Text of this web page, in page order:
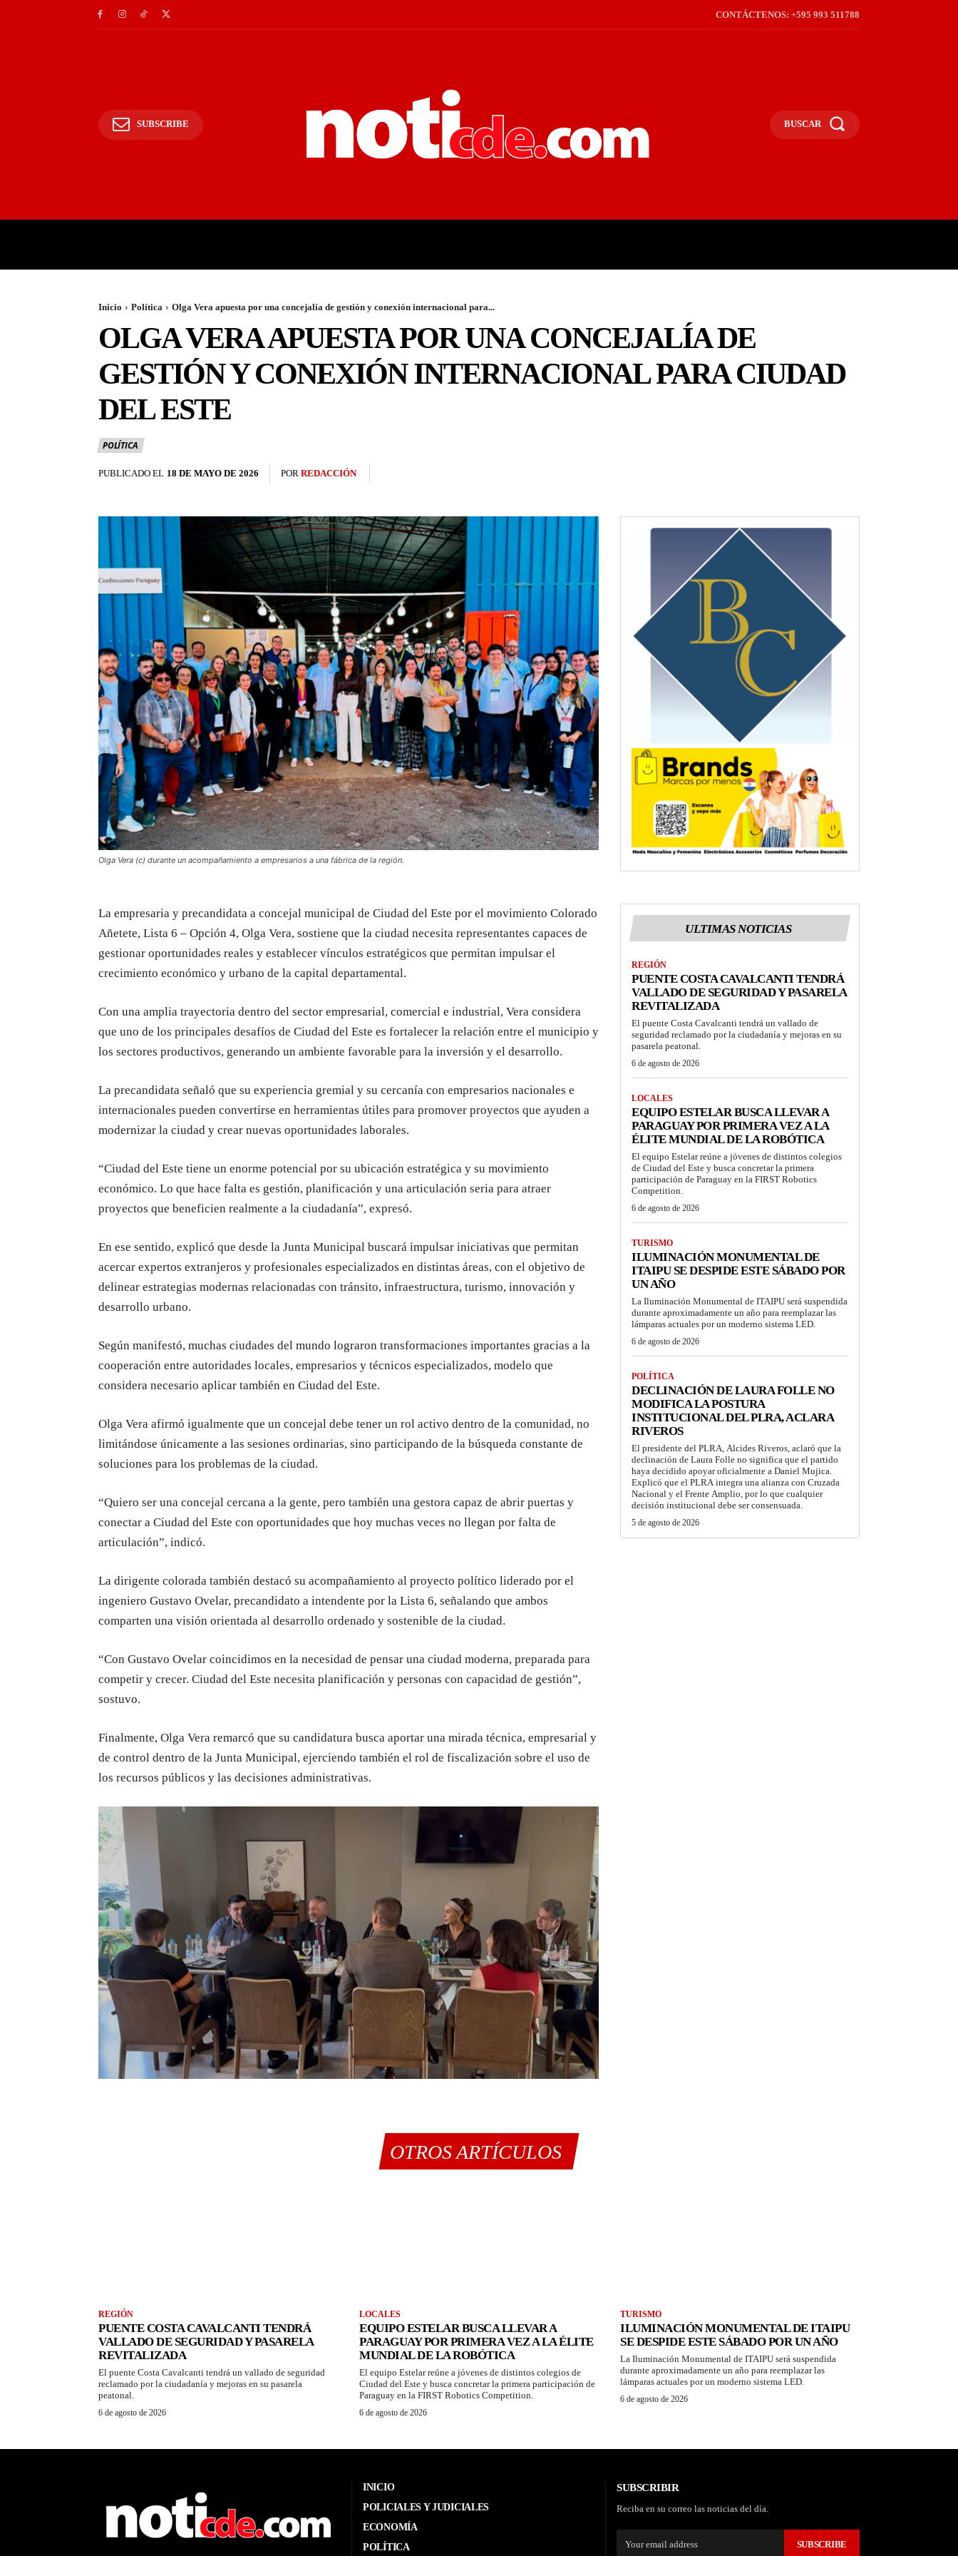
CONTÁCTENOS: +595 993 511788
SUBSCRIBE BUSCAR
Inicio Política Olga Vera apuesta por una concejalía de gestión y conexión internacional para...
OLGA VERA APUESTA POR UNA CONCEJALÍA DE
GESTIÓN Y CONEXIÓN INTERNACIONAL PARA CIUDAD
DEL ESTE
POLÍTICA
PUBLICADO EL 18 DE MAYO DE 2026 POR REDACCIÓN
Olga Vera (c) durante un acompañamiento a empresarios a una fábrica de la región.
La empresaria y precandidata a concejal municipal de Ciudad del Este por el movimiento Colorado
Añetete, Lista 6 – Opción 4, Olga Vera, sostiene que la ciudad necesita representantes capaces de
gestionar oportunidades reales y establecer vínculos estratégicos que permitan impulsar el
crecimiento económico y urbano de la capital departamental.
Con una amplia trayectoria dentro del sector empresarial, comercial e industrial, Vera considera
que uno de los principales desafíos de Ciudad del Este es fortalecer la relación entre el municipio y
los sectores productivos, generando un ambiente favorable para la inversión y el desarrollo.
La precandidata señaló que su experiencia gremial y su cercanía con empresarios nacionales e
internacionales pueden convertirse en herramientas útiles para promover proyectos que ayuden a
modernizar la ciudad y crear nuevas oportunidades laborales.
“Ciudad del Este tiene un enorme potencial por su ubicación estratégica y su movimiento
económico. Lo que hace falta es gestión, planificación y una articulación seria para atraer
proyectos que beneficien realmente a la ciudadanía”, expresó.
En ese sentido, explicó que desde la Junta Municipal buscará impulsar iniciativas que permitan
acercar expertos extranjeros y profesionales especializados en distintas áreas, con el objetivo de
delinear estrategias modernas relacionadas con tránsito, infraestructura, turismo, innovación y
desarrollo urbano.
Según manifestó, muchas ciudades del mundo lograron transformaciones importantes gracias a la
cooperación entre autoridades locales, empresarios y técnicos especializados, modelo que
considera necesario aplicar también en Ciudad del Este.
Olga Vera afirmó igualmente que un concejal debe tener un rol activo dentro de la comunidad, no
limitándose únicamente a las sesiones ordinarias, sino participando de la búsqueda constante de
soluciones para los problemas de la ciudad.
“Quiero ser una concejal cercana a la gente, pero también una gestora capaz de abrir puertas y
conectar a Ciudad del Este con oportunidades que hoy muchas veces no llegan por falta de
articulación”, indicó.
La dirigente colorada también destacó su acompañamiento al proyecto político liderado por el
ingeniero Gustavo Ovelar, precandidato a intendente por la Lista 6, señalando que ambos
comparten una visión orientada al desarrollo ordenado y sostenible de la ciudad.
“Con Gustavo Ovelar coincidimos en la necesidad de pensar una ciudad moderna, preparada para
competir y crecer. Ciudad del Este necesita planificación y personas con capacidad de gestión”,
sostuvo.
Finalmente, Olga Vera remarcó que su candidatura busca aportar una mirada técnica, empresarial y
de control dentro de la Junta Municipal, ejerciendo también el rol de fiscalización sobre el uso de
los recursos públicos y las decisiones administrativas.
ULTIMAS NOTICIAS
REGIÓN
PUENTE COSTA CAVALCANTI TENDRÁ
VALLADO DE SEGURIDAD Y PASARELA
REVITALIZADA
El puente Costa Cavalcanti tendrá un vallado de
seguridad reclamado por la ciudadanía y mejoras en su
pasarela peatonal.
6 de agosto de 2026
LOCALES
EQUIPO ESTELAR BUSCA LLEVAR A
PARAGUAY POR PRIMERA VEZ A LA
ÉLITE MUNDIAL DE LA ROBÓTICA
El equipo Estelar reúne a jóvenes de distintos colegios
de Ciudad del Este y busca concretar la primera
participación de Paraguay en la FIRST Robotics
Competition.
6 de agosto de 2026
TURISMO
ILUMINACIÓN MONUMENTAL DE
ITAIPU SE DESPIDE ESTE SÁBADO POR
UN AÑO
La Iluminación Monumental de ITAIPU será suspendida
durante aproximadamente un año para reemplazar las
lámparas actuales por un moderno sistema LED.
6 de agosto de 2026
POLÍTICA
DECLINACIÓN DE LAURA FOLLE NO
MODIFICA LA POSTURA
INSTITUCIONAL DEL PLRA, ACLARA
RIVEROS
El presidente del PLRA, Alcides Riveros, aclaró que la
declinación de Laura Folle no significa que el partido
haya decidido apoyar oficialmente a Daniel Mujica.
Explicó que el PLRA integra una alianza con Cruzada
Nacional y el Frente Amplio, por lo que cualquier
decisión institucional debe ser consensuada.
5 de agosto de 2026
OTROS ARTÍCULOS
REGIÓN
PUENTE COSTA CAVALCANTI TENDRÁ
VALLADO DE SEGURIDAD Y PASARELA
REVITALIZADA
El puente Costa Cavalcanti tendrá un vallado de seguridad
reclamado por la ciudadanía y mejoras en su pasarela
peatonal.
6 de agosto de 2026
LOCALES
EQUIPO ESTELAR BUSCA LLEVAR A
PARAGUAY POR PRIMERA VEZ A LA ÉLITE
MUNDIAL DE LA ROBÓTICA
El equipo Estelar reúne a jóvenes de distintos colegios de
Ciudad del Este y busca concretar la primera participación de
Paraguay en la FIRST Robotics Competition.
6 de agosto de 2026
TURISMO
ILUMINACIÓN MONUMENTAL DE ITAIPU
SE DESPIDE ESTE SÁBADO POR UN AÑO
La Iluminación Monumental de ITAIPU será suspendida
durante aproximadamente un año para reemplazar las
lámparas actuales por un moderno sistema LED.
6 de agosto de 2026
INICIO
POLICIALES Y JUDICIALES
ECONOMÍA
POLÍTICA
SUBSCRIBIR
Reciba en su correo las noticias del día.
SUBSCRIBE